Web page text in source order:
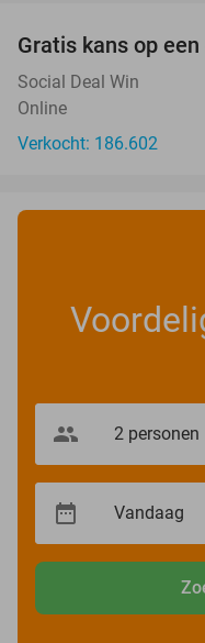
Gratis kans op
Social Deal Win
Online
Verkocht: 186.602